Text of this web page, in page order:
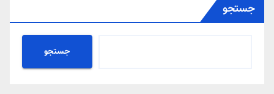
جستجو
جستجو